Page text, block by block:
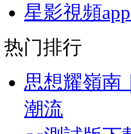
星影視頻
热门排行
思想耀嶺南
潮流